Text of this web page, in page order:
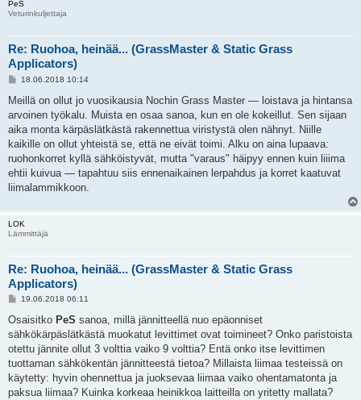
PeS
Veturinkuljettaja
Re: Ruohoa, heinää... (GrassMaster & Static Grass
Applicators)
V
e
t
i
18.06.2018 10:14
Meillä on ollut jo vuosikausia Nochin Grass Master — loistava ja hintansa
arvoinen työkalu. Muista en osaa sanoa, kun en ole kokeillut. Sen sijaan
aika monta kärpäslätkästä rakennettua viristystä olen nähnyt. Niille
kaikille on ollut yhteistä se, että ne eivät toimi. Alku on aina lupaava:
ruohonkorret kyllä sähköistyvät, mutta "varaus" häipyy ennen kuin liiima
ehtii kuivua — tapahtuu siis ennenaikainen lerpahdus ja korret kaatuvat
liimalammikkoon.
LOK
Lämmittäjä
Re: Ruohoa, heinää... (GrassMaster & Static Grass
Applicators)
V
e
t
i
19.06.2018 06:11
Osaisitko PeS sanoa, millä jännitteellä nuo epäonniset
sähkökärpäslätkästä muokatut levittimet ovat toimineet? Onko paristoista
otettu jännite ollut 3 volttia vaiko 9 volttia? Entä onko itse levittimen
tuottaman sähkökentän jännitteestä tietoa? Millaista liimaa testeissä on
käytetty: hyvin ohennettua ja juoksevaa liimaa vaiko ohentamatonta ja
paksua liimaa? Kuinka korkeaa heinikkoa laitteilla on yritetty mallata?